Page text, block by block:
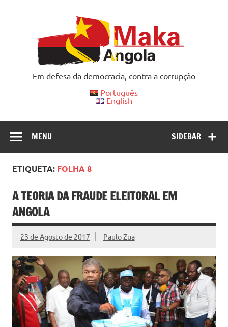
Em defesa da democracia, contra a corrupção
Português
English
SIDEBAR
MENU
ETIQUETA: FOLHA 8
A TEORIA DA FRAUDE ELEITORAL EM
ANGOLA
23 de Agosto de 2017 Paulo Zua